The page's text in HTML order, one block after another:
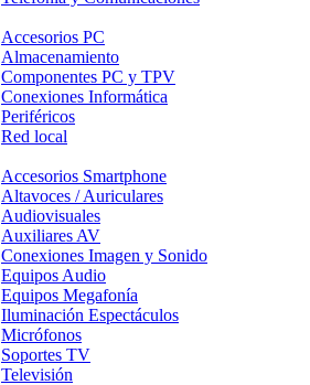
Accesorios PC
Almacenamiento
Componentes PC y TPV
Conexiones Informática
Periféricos
Red local
Accesorios Smartphone
Altavoces / Auriculares
Audiovisuales
Auxiliares AV
Conexiones Imagen y Sonido
Equipos Audio
Equipos Megafonía
Iluminación Espectáculos
Micrófonos
Soportes TV
Televisión